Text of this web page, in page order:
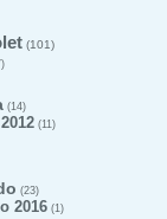
(101)
(14)
(11)
(23)
2016 (1)